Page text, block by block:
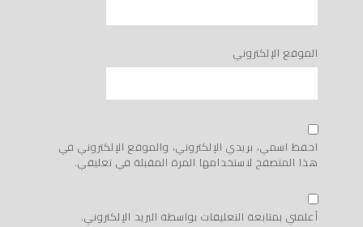
الموقع الإلكتروني
احفظ اسمي، بريدي الإلكتروني، والموقع الإلكتروني في
هذا المتصفح لاستخدامها المرة المقبلة في تعليقي.
أعلمني بمتابعة التعليقات بواسطة البريد الإلكتروني.